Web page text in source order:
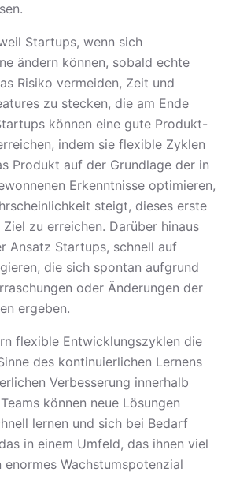
Startups, wenn sich
ändern können, sobald echte
Risiko vermeiden, Zeit und
zu stecken, die am Ende
können eine gute Produkt-
indem sie flexible Zyklen
Produkt auf der Grundlage der in
Erkenntnisse optimieren,
steigt, dieses erste
zu erreichen. Darüber hinaus
Ansatz Startups, schnell auf
die sich spontan aufgrund
oder Änderungen der
ergeben.
flexible Entwicklungszyklen die
des kontinuierlichen Lernens
Verbesserung innerhalb
können neue Lösungen
lernen und sich bei Bedarf
in einem Umfeld, das ihnen viel
enormes Wachstumspotenzial